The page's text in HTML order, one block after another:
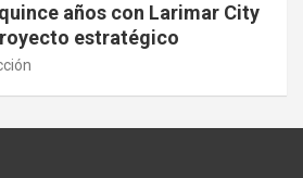
años con Larimar City
estratégico